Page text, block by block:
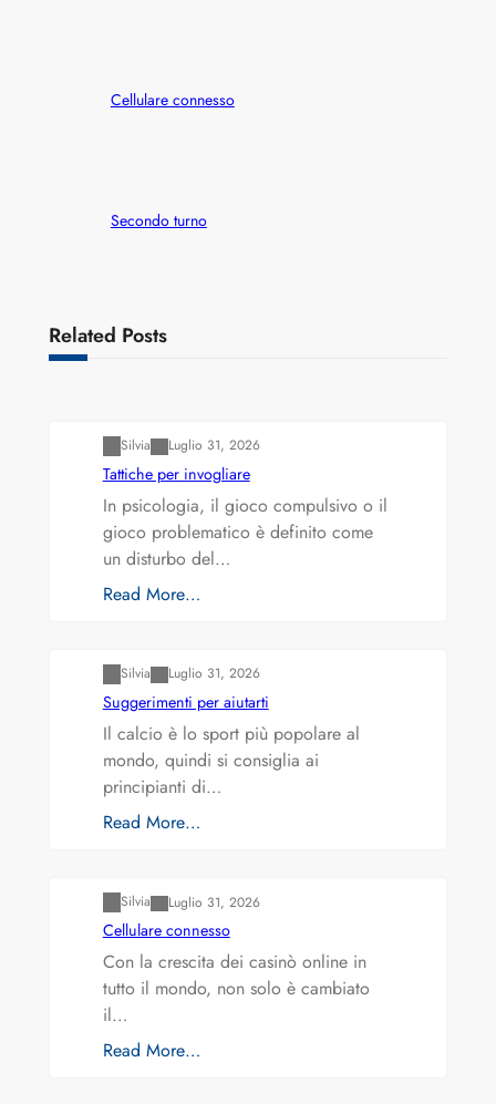
Cellulare connesso
Secondo turno
Related Posts
Silvia Luglio 31, 2026
Tattiche per invogliare
In psicologia, il gioco compulsivo o il
gioco problematico è definito come
un disturbo del…
Read More…
Silvia Luglio 31, 2026
Suggerimenti per aiutarti
Il calcio è lo sport più popolare al
mondo, quindi si consiglia ai
principianti di…
Read More…
Silvia Luglio 31, 2026
Cellulare connesso
Con la crescita dei casinò online in
tutto il mondo, non solo è cambiato
il…
Read More…